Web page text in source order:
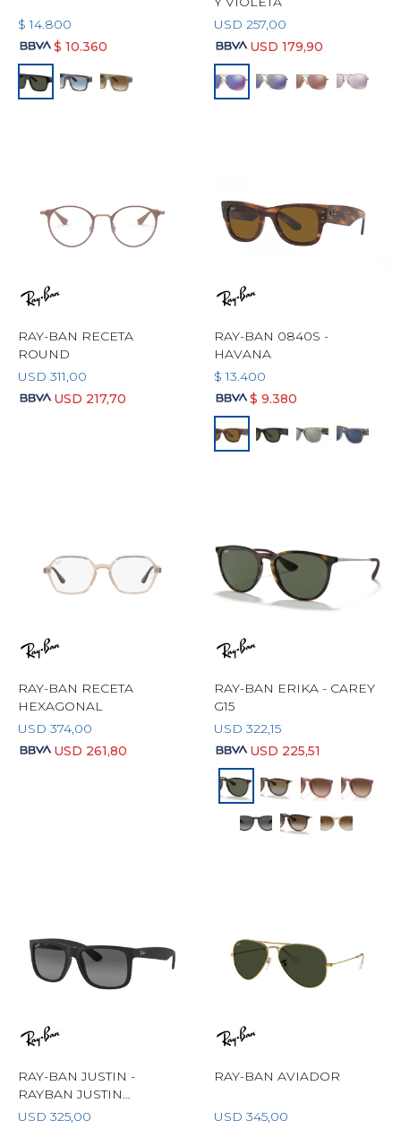
$ 14.800
$ 10.360
USD 257,00
USD 179,90
RAY-BAN RECETA
ROUND
USD 311,00
USD 217,70
RAY-BAN 0840S -
HAVANA
$ 13.400
$ 9.380
RAY-BAN RECETA
HEXAGONAL
USD 374,00
USD 261,80
RAY-BAN ERIKA - CAREY
G15
USD 322,15
USD 225,51
RAY-BAN JUSTIN -
RAYBAN JUSTIN
POLARIZADO
USD 325,00
RAY-BAN AVIADOR
USD 345,00